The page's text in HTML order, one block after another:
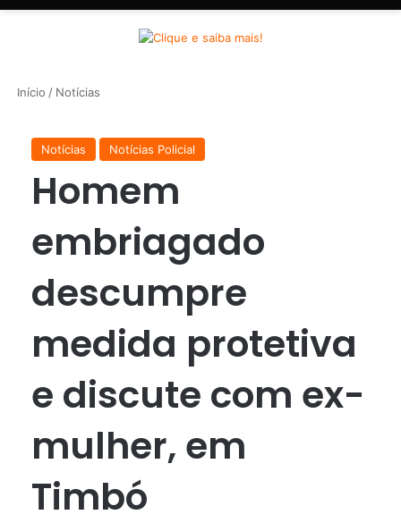
Início / Notícias
Notícias Notícias Policial
Homem
embriagado
descumpre
medida protetiva
e discute com ex-
mulher, em
Timbó